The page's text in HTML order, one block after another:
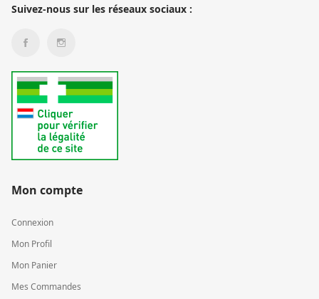
Suivez-nous sur les réseaux sociaux :
Mon compte
Connexion
Mon Profil
Mon Panier
Mes Commandes